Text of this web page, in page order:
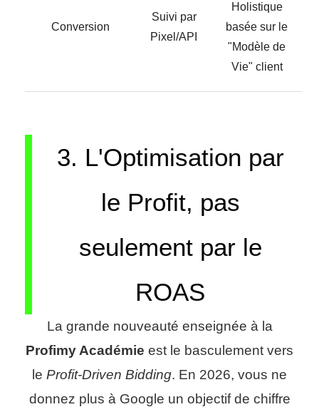
Conversion
Suivi par
Pixel/API
Holistique
basée sur le
"Modèle de
Vie" client
3. L'Optimisation par
le Profit, pas
seulement par le
ROAS
La grande nouveauté enseignée à la
Profimy Académie est le basculement vers
le Profit-Driven Bidding. En 2026, vous ne
donnez plus à Google un objectif de chiffre